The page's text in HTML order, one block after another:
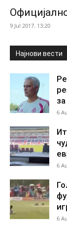
9 Jul 2017. 13:20
Најнови вести
6
6
6